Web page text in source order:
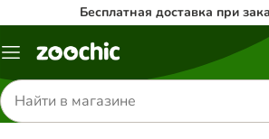
Бесплатная доставка при
Каталог
Поиск
товаров